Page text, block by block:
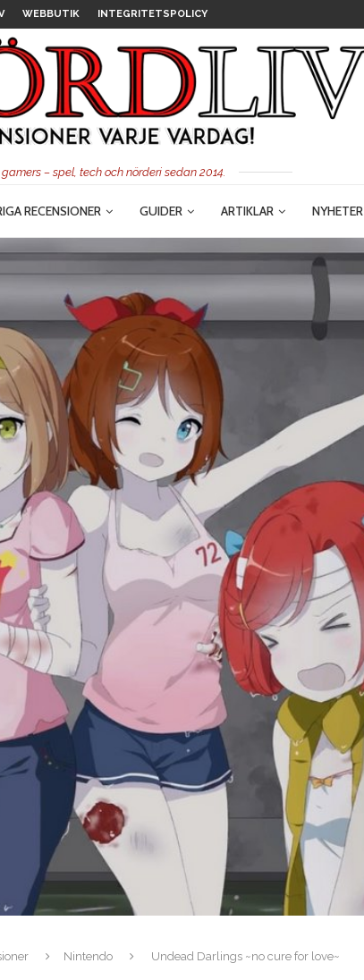
WEBBUTIK INTEGRITETSPOLICY
– spel, tech och nörderi sedan 2014.
RECENSIONER GUIDER ARTIKLAR NYHETER
Nintendo Undead Darlings ~no cure for love~